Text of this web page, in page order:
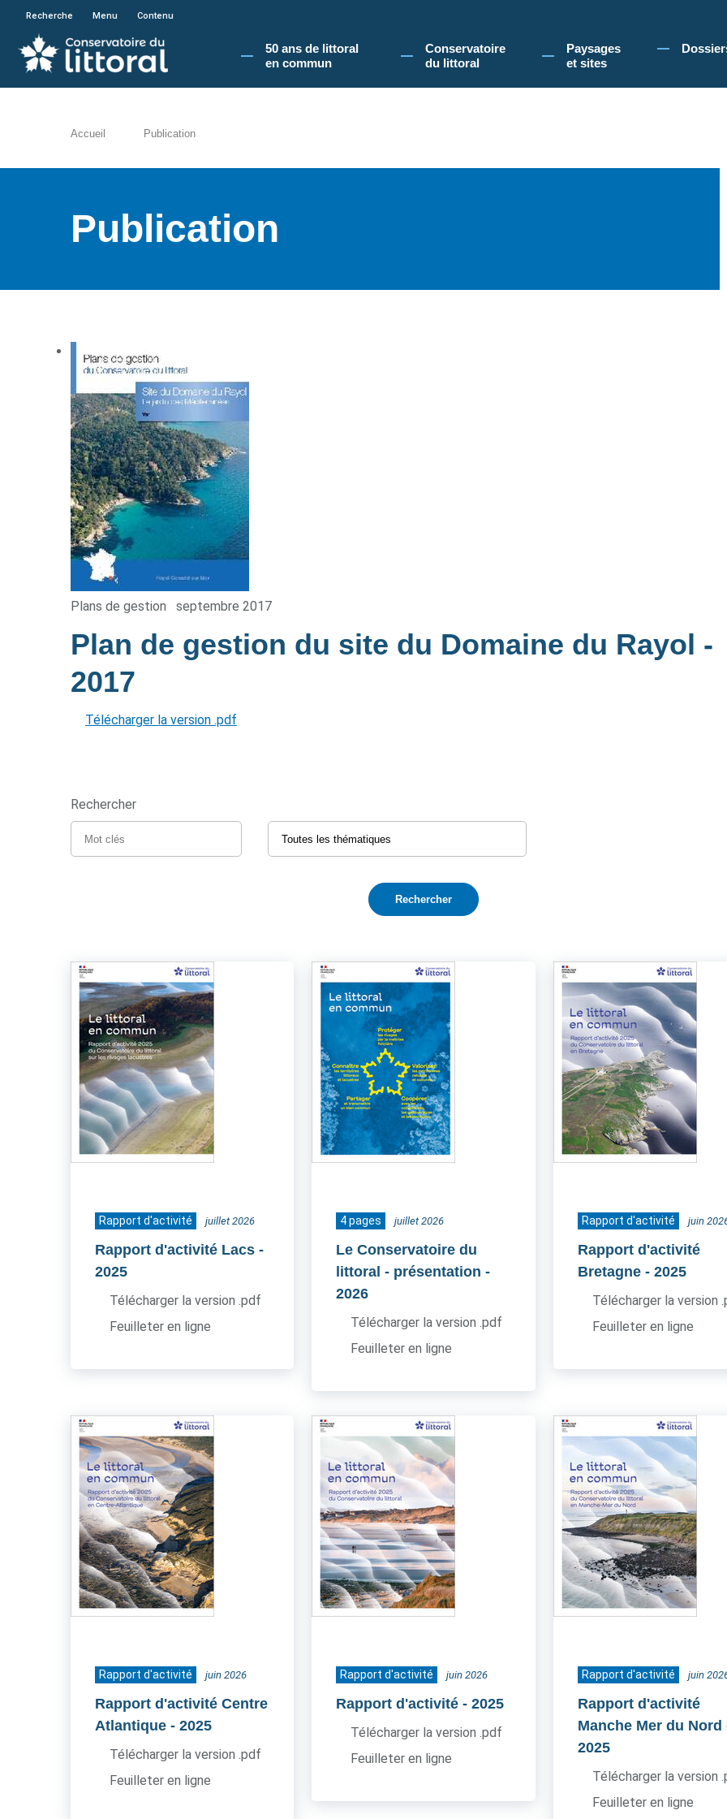
En poursuivant votre navigation sur le site du Conservatoire du littoral, vous acceptez l'utilisation de cookies pour vous
Recherche Menu Contenu
50 ans de littoral
en commun​
Conservatoire
du littoral
Paysages
et sites
Accueil Publication
Publication
Plans de gestion septembre 2017
Plan de gestion du site du Domaine du Rayol -
2017
Télécharger la version .pdf
Rechercher
Rapport d'activité juillet 2026
Rapport d'activité Lacs -
2025
Télécharger la version .pdf
Feuilleter en ligne
4 pages juillet 2026
Le Conservatoire du
littoral - présentation -
2026
Télécharger la version .pdf
Feuilleter en ligne
Rapport d'activité juin
Rapport d'activité
Bretagne - 2025
Télécharger la version
Feuilleter en ligne
Rapport d'activité juin 2026
Rapport d'activité Centre
Atlantique - 2025
Télécharger la version .pdf
Feuilleter en ligne
Rapport d'activité juin 2026
Rapport d'activité - 2025
Télécharger la version .pdf
Feuilleter en ligne
Rapport d'activité juin
Rapport d'activité
Manche Mer du Nord
2025
Télécharger la version
Feuilleter en ligne